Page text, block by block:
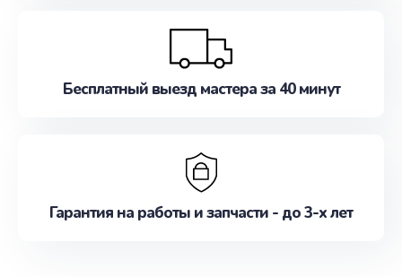
Бесплатный выезд мастера за 40 минут
Гарантия на работы и запчасти - до 3-х лет